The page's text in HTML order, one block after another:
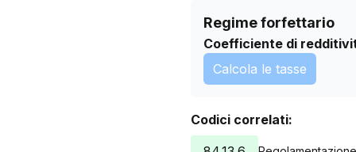
Regime forfettario
Coefficiente di
Calcola le tasse
Codici correlati: